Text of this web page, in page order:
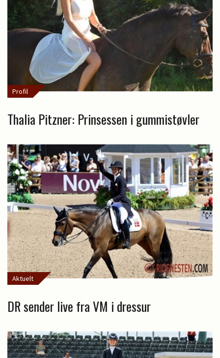
Profil
Thalia Pitzner: Prinsessen i gummistøvler
Aktuelt
DR sender live fra VM i dressur